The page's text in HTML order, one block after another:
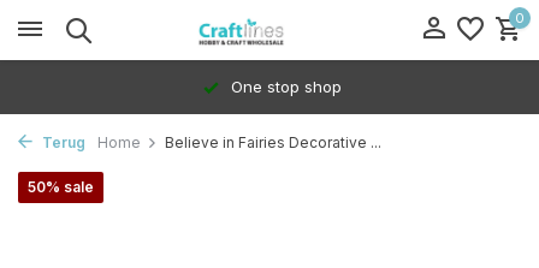
0
One stop shop
Terug Home Believe in Fairies Decorative ...
50% sale